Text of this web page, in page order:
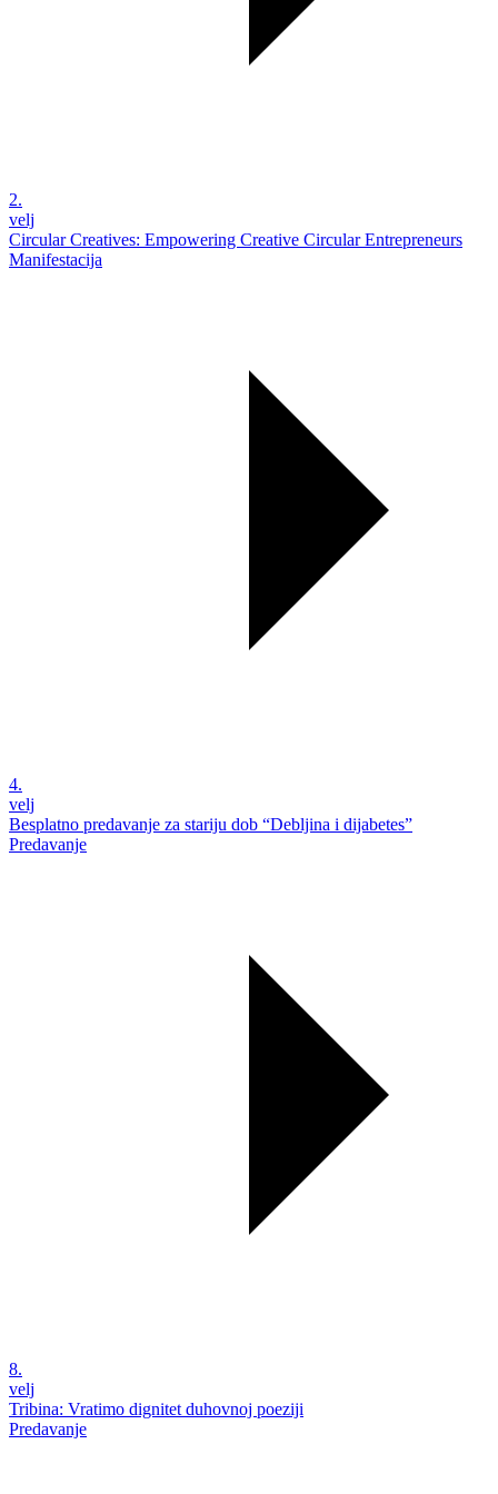
2.
velj
Circular Creatives: Empowering Creative Circular Entrepreneurs
Manifestacija
4.
velj
Besplatno predavanje za stariju dob “Debljina i dijabetes”
Predavanje
8.
velj
Tribina: Vratimo dignitet duhovnoj poeziji
Predavanje